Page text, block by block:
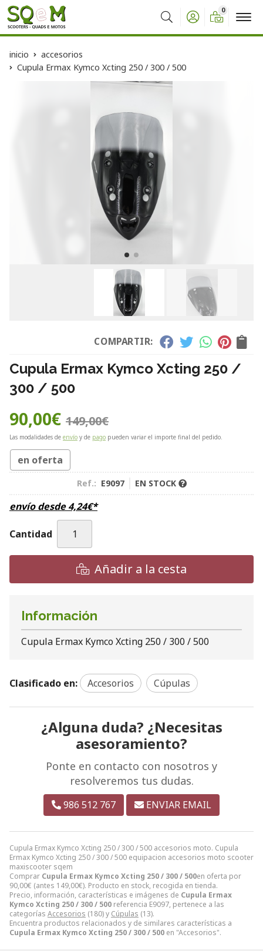
Buscar
0
inicio
accesorios
Cupula Ermax Kymco Xcting 250 / 300 / 500
COMPARTIR:
Cupula Ermax Kymco Xcting 250 /
300 / 500
90,00€ 149,00€
Las modalidades de envío y de pago pueden variar el importe final del pedido.
en oferta
Ref.: E9097 EN STOCK
envío desde4,24€*
Cantidad
Añadir a la cesta
Cupula Ermax Kymco Xcting 250 / 300 / 500 accesorios moto. Cupula
Ermax Kymco Xcting 250 / 300 / 500 equipacion accesorios moto scooter
maxiscooter sqem
Comprar Cupula Ermax Kymco Xcting 250 / 300 / 500en oferta por
90,00€ (antes 149,00€). Producto en stock, recogida en tienda.
Precio, información, características e imágenes de Cupula Ermax
Kymco Xcting 250 / 300 / 500 referencia E9097, pertenece a las
categorías Accesorios (180) y Cúpulas (13).
Encuentra productos relacionados y de similares características a
Cupula Ermax Kymco Xcting 250 / 300 / 500 en "Accesorios".
Información
Cupula Ermax Kymco Xcting 250 / 300 / 500
Clasificado en: Accesorios Cúpulas
¿Alguna duda? ¿Necesitas
asesoramiento?
Ponte en contacto con nosotros y
resolveremos tus dudas.
986 512 767 ENVIAR EMAIL